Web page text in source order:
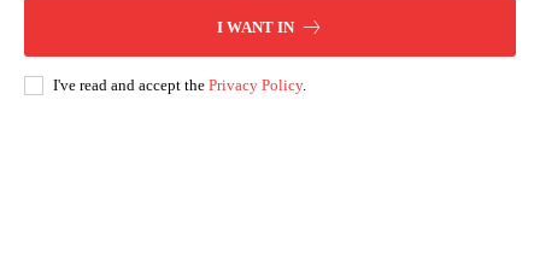
I WANT IN
I've read and accept the Privacy Policy.